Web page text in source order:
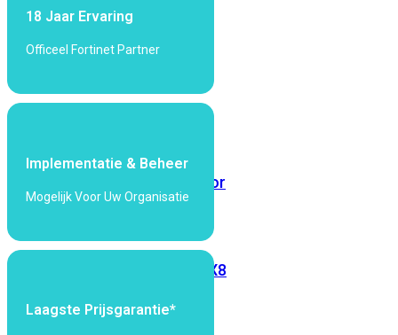
Fi
Fi
Outdoor
8X8
Alles
18 Jaar Ervaring
Officeel Fortinet Partner
Implementatie & Beheer
Mogelijk Voor Uw Organisatie
Laagste Prijsgarantie*